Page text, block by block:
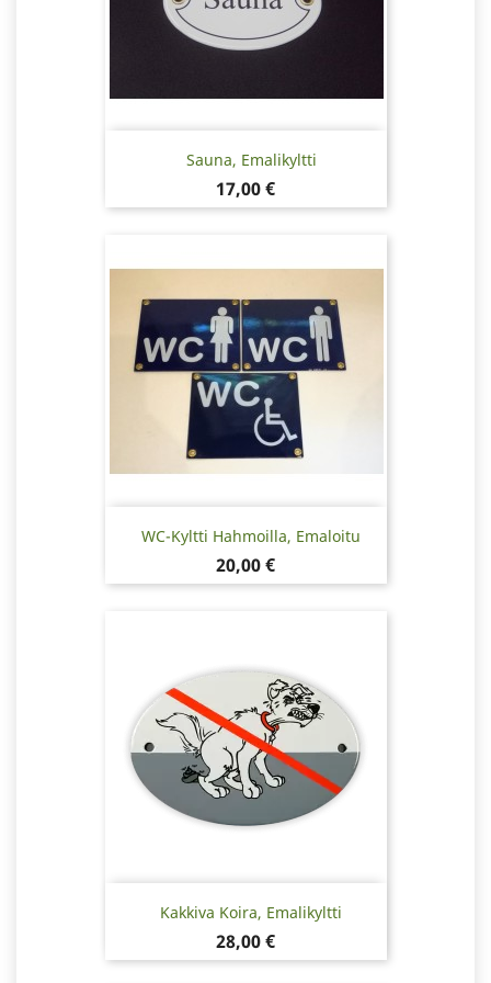
Sauna, Emalikyltti
Hinta
17,00 €
WC-Kyltti Hahmoilla, Emaloitu
Hinta
20,00 €
Kakkiva Koira, Emalikyltti
Hinta
28,00 €